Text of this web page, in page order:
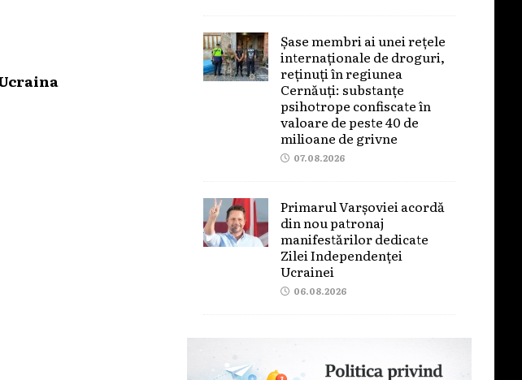
Șase membri ai unei rețele
internaționale de droguri,
reținuți în regiunea
Cernăuți: substanțe
psihotrope confiscate în
valoare de peste 40 de
milioane de grivne
07.08.2026
Primarul Varșoviei acordă
din nou patronaj
manifestărilor dedicate
Zilei Independenței
Ucrainei
06.08.2026